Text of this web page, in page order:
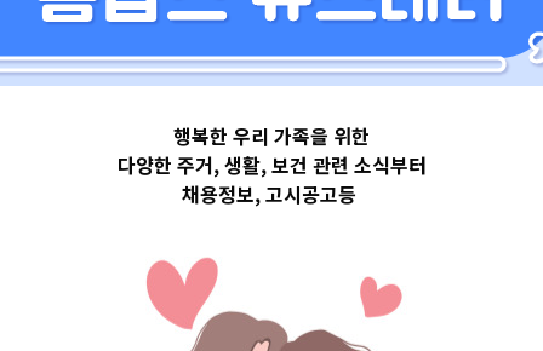
경기도
경기도평택시
Top 3 및 주간 소
식 – 20230712
행복한 우리 가족을 위한
다양한 주거, 생활, 보건 관련 소식부터
채용정보, 고시공고등